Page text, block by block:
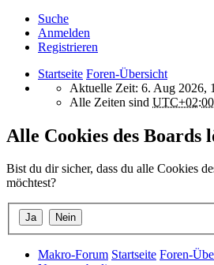
Suche
Anmelden
Registrieren
Startseite Foren-Übersicht
Aktuelle Zeit: 6. Aug 2026,
Alle Zeiten sind UTC+02:00
Alle Cookies des Boards
Bist du dir sicher, dass du alle Cookies
möchtest?
Makro-Forum Startseite Foren-